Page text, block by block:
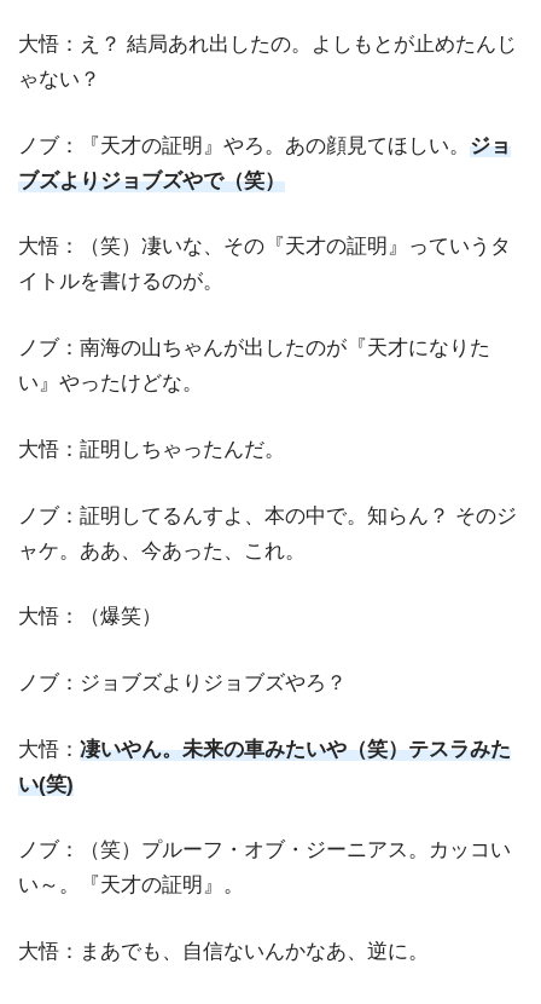
大悟：え？ 結局あれ出したの。よしもとが止めたんじ
ゃない？
ノブ：『天才の証明』やろ。あの顔見てほしい。 ジョ
ブズよりジョブズやで（笑）
大悟：（笑）凄いな、その『天才の証明』っていうタ
イトルを書けるのが。
ノブ：南海の山ちゃんが出したのが『天才になりた
い』やったけどな。
大悟：証明しちゃったんだ。
ノブ：証明してるんすよ、本の中で。知らん？ そのジ
ャケ。ああ、今あった、これ。
大悟：（爆笑）
ノブ：ジョブズよりジョブズやろ？
大悟： 凄いやん。未来の車みたいや（笑）テスラみた
い(笑)
ノブ：（笑）プルーフ・オブ・ジーニアス。カッコい
い～。『天才の証明』。
大悟：まあでも、自信ないんかなあ、逆に。